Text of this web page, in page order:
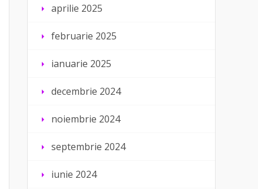
aprilie 2025
februarie 2025
ianuarie 2025
decembrie 2024
noiembrie 2024
septembrie 2024
iunie 2024